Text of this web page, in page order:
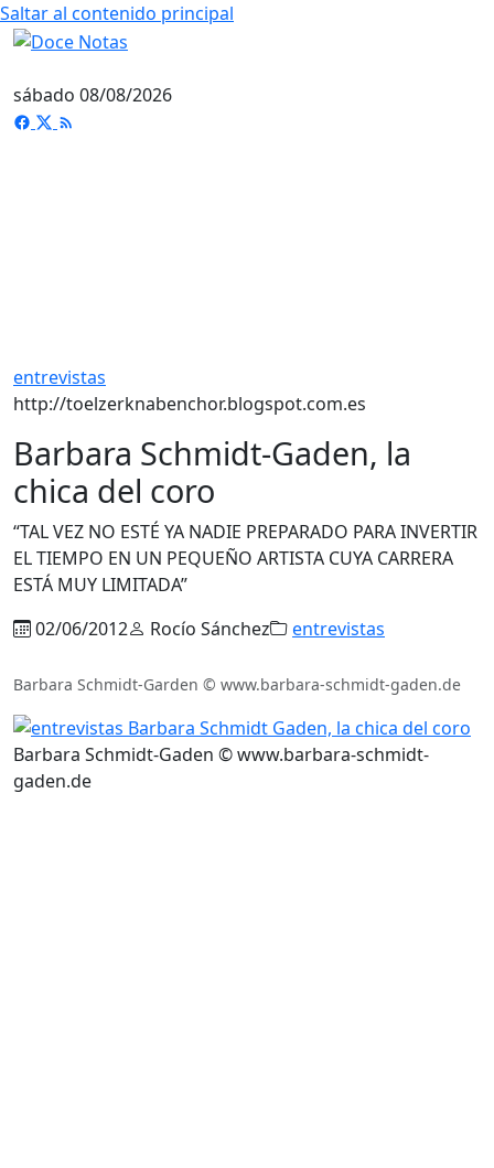
Saltar al contenido principal
sábado 08/08/2026
entrevistas
http://toelzerknabenchor.blogspot.com.es
Barbara Schmidt-Gaden, la
chica del coro
“TAL VEZ NO ESTÉ YA NADIE PREPARADO PARA INVERTIR
EL TIEMPO EN UN PEQUEÑO ARTISTA CUYA CARRERA
ESTÁ MUY LIMITADA”
02/06/2012
Rocío Sánchez entrevistas
Barbara Schmidt-Garden © www.barbara-schmidt-gaden.de
Barbara Schmidt-Gaden © www.barbara-schmidt-
gaden.de